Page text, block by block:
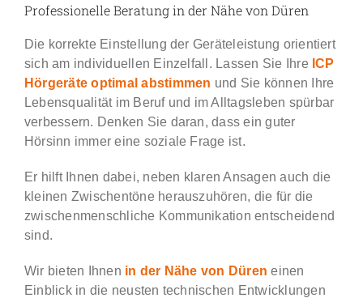
Professionelle Beratung in der Nähe von Düren
Die korrekte Einstellung der Geräteleistung orientiert
sich am individuellen Einzelfall. Lassen Sie Ihre ICP
Hörgeräte optimal abstimmen und Sie können Ihre
Lebensqualität im Beruf und im Alltagsleben spürbar
verbessern. Denken Sie daran, dass ein guter
Hörsinn immer eine soziale Frage ist.
Er hilft Ihnen dabei, neben klaren Ansagen auch die
kleinen Zwischentöne herauszuhören, die für die
zwischenmenschliche Kommunikation entscheidend
sind.
Wir bieten Ihnen in der Nähe von Düren einen
Einblick in die neusten technischen Entwicklungen